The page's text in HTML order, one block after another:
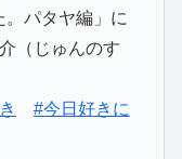
。パタヤ編」に
（じゅんのす
#今日好きに